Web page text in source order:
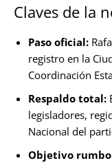
Claves de la
Paso oficial:
registro en la
Coordinación
Respaldo total:
legisladores,
Nacional del
Objetivo